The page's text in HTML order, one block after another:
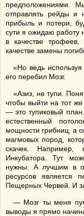
предположениями.
отправлять рейды и
прибыль и потери,
сути я ожидаю работу
в качестве
качестве замены
«Но ведь
его перебил Мозг.
«Азиз, не тупи.
чтобы выйти на тот
— это тупиковый
естественный
мощности грибниц, а
магмовых пород,
скачек. Например,
Инкубатора. Тут
нужны. А лучшим в
ресурсов является
Пещерных Червей. И
— Мозг ты меня
выводы я прямо